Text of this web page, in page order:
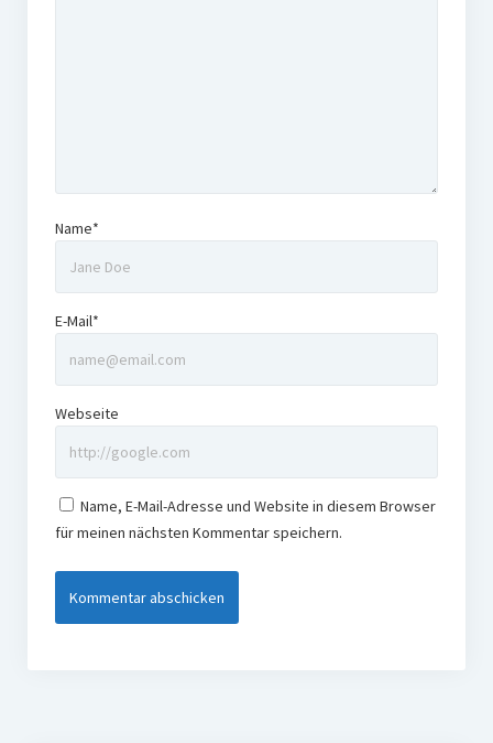
Name*
E-Mail*
Webseite
Name, E-Mail-Adresse und Website in diesem Browser
für meinen nächsten Kommentar speichern.